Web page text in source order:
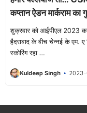
कप्तान ऐडन मार्कराम
शुक्रवार को आईपीएल 2023
हैदराबाद के बीच चेन्नई के एम.
स्कोरिंग रहा ...
Kuldeep Singh